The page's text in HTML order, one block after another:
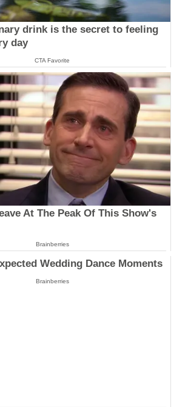
drink is the secret to feeling
day
CTA Favorite
At The Peak Of This Show's
Brainberries
Wedding Dance Moments
Brainberries